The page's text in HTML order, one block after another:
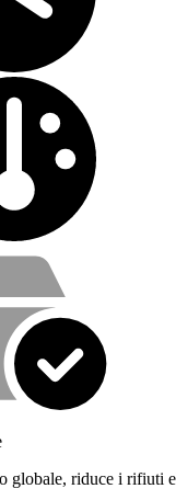
con il nostro
globale, riduce i rifiuti